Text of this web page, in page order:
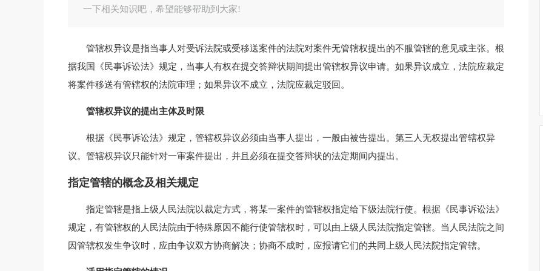
一下相关知识吧，希望能够帮助到大家!
管辖权异议是指当事人对受诉法院或受移送案件的法院对案件无管辖权提出的不服管辖的意见或主张。根
据我国《民事诉讼法》规定，当事人有权在提交答辩状期间提出管辖权异议申请。如果异议成立，法院应裁定
将案件移送有管辖权的法院审理；如果异议不成立，法院应裁定驳回。
管辖权异议的提出主体及时限
根据《民事诉讼法》规定，管辖权异议必须由当事人提出，一般由被告提出。第三人无权提出管辖权异
议。管辖权异议只能针对一审案件提出，并且必须在提交答辩状的法定期间内提出。
指定管辖的概念及相关规定
指定管辖是指上级人民法院以裁定方式，将某一案件的管辖权指定给下级法院行使。根据《民事诉讼法》
规定，有管辖权的人民法院由于特殊原因不能行使管辖权时，可以由上级人民法院指定管辖。当人民法院之间
因管辖权发生争议时，应由争议双方协商解决；协商不成时，应报请它们的共同上级人民法院指定管辖。